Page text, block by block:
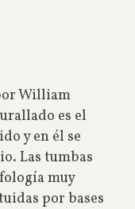
William
es el
y en él se
Las tumbas
muy
por bases